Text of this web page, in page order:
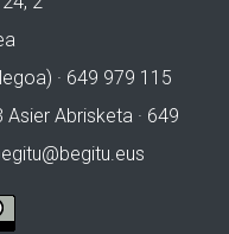
· 649 979 115
Asier Abrisketa · 649